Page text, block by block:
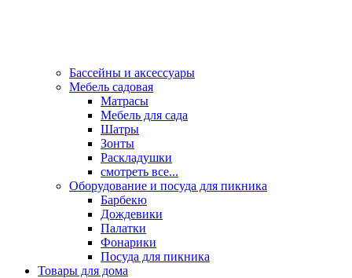
Бассейны и аксессуары
Мебель садовая
Матрасы
Мебель для сада
Шатры
Зонты
Раскладушки
смотреть все...
Оборудование и посуда для пикника
Барбекю
Дождевики
Палатки
Фонарики
Посуда для пикника
Товары для дома